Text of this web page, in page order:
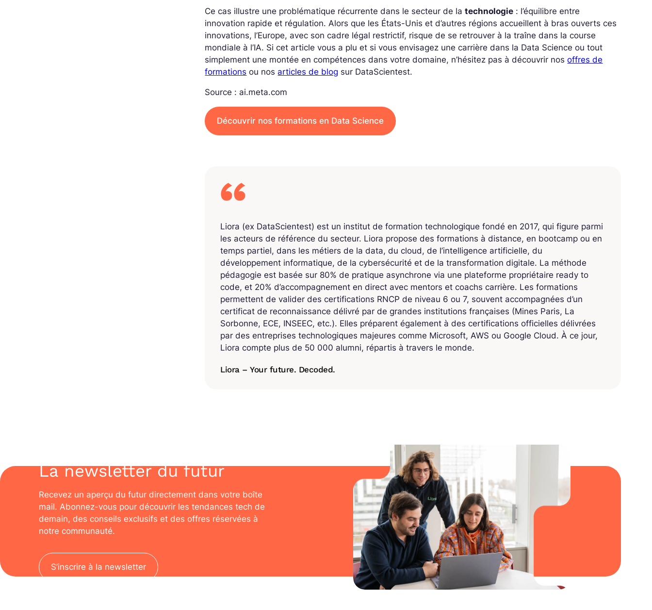
Ce cas illustre une problématique récurrente dans le secteur de latechnologie : l’équilibre entre
innovation rapide et régulation. Alors que les États-Unis et d’autres régions accueillent à bras ouverts ces
innovations, l’Europe, avec son cadre légal restrictif, risque de se retrouver à la traîne dans la course
mondiale à l’IA. Si cet article vous a plu et si vous envisagez une carrière dans la Data Science ou tout
simplement une montée en compétences dans votre domaine, n’hésitez pas à découvrir nosoffres de
formations ou nos articles de blog sur DataScientest.
Source : ai.meta.com
Découvrir nos formations en Data Science
Liora (ex DataScientest) est un institut de formation technologique fondé en 2017, qui figure parmi
les acteurs de référence du secteur. Liora propose des formations à distance, en bootcamp ou en
temps partiel, dans les métiers de la data, du cloud, de l’intelligence artificielle, du
développement informatique, de la cybersécurité et de la transformation digitale. La méthode
pédagogie est basée sur 80% de pratique asynchrone via une plateforme propriétaire ready to
code, et 20% d’accompagnement en direct avec mentors et coachs carrière. Les formations
permettent de valider des certifications RNCP de niveau 6 ou 7, souvent accompagnées d’un
certificat de reconnaissance délivré par de grandes institutions françaises (Mines Paris, La
Sorbonne, ECE, INSEEC, etc.). Elles préparent également à des certifications officielles délivrées
par des entreprises technologiques majeures comme Microsoft, AWS ou Google Cloud. À ce jour,
Liora compte plus de 50 000 alumni, répartis à travers le monde.
Liora – Your future. Decoded.
La newsletter du futur
Recevez un aperçu du futur directement dans votre boîte
mail. Abonnez-vous pour découvrir les tendances tech de
demain, des conseils exclusifs et des offres réservées à
notre communauté.
S’inscrire à la newsletter